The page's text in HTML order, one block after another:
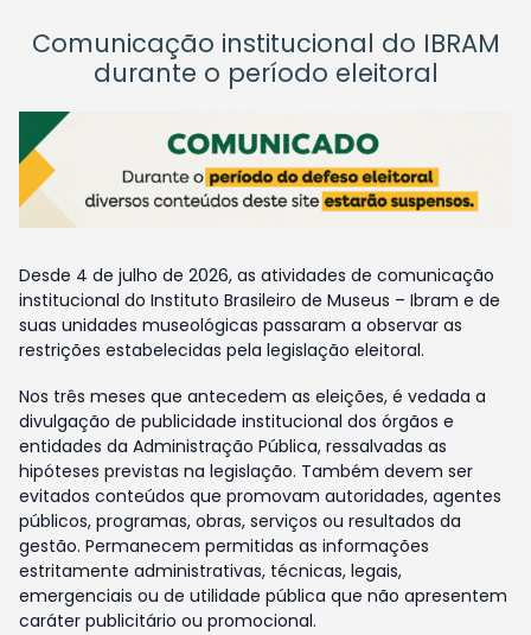
Comunicação institucional do IBRAM
durante o período eleitoral
Desde 4 de julho de 2026, as atividades de comunicação
institucional do Instituto Brasileiro de Museus – Ibram e de
suas unidades museológicas passaram a observar as
restrições estabelecidas pela legislação eleitoral.
Nos três meses que antecedem as eleições, é vedada a
divulgação de publicidade institucional dos órgãos e
entidades da Administração Pública, ressalvadas as
hipóteses previstas na legislação. Também devem ser
evitados conteúdos que promovam autoridades, agentes
públicos, programas, obras, serviços ou resultados da
gestão. Permanecem permitidas as informações
estritamente administrativas, técnicas, legais,
emergenciais ou de utilidade pública que não apresentem
caráter publicitário ou promocional.